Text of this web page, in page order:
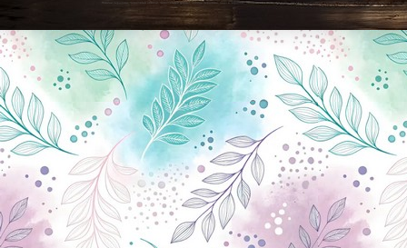
Новини Чернігова, Чернігівські новини, Чернігівський формат, новини Чернігова, події в Чернігові: політика, економіка, аналітика, культура, відеоновини, екологія, спортивний Чернігів, туризм, Чернігів